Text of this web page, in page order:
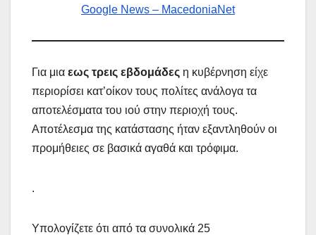
Google News – MacedoniaNet
Για μια εως τρεις εβδομάδες η κυβέρνηση είχε
περιορίσει κατ’οίκον τους πολίτες ανάλογα τα
αποτελέσματα του ιού στην περιοχή τους.
Αποτέλεσμα της κατάστασης ήταν εξαντληθούν οι
προμήθειες σε βασικά αγαθά και τρόφιμα.
.
Υπολογίζετε ότι από τα συνολικά 25